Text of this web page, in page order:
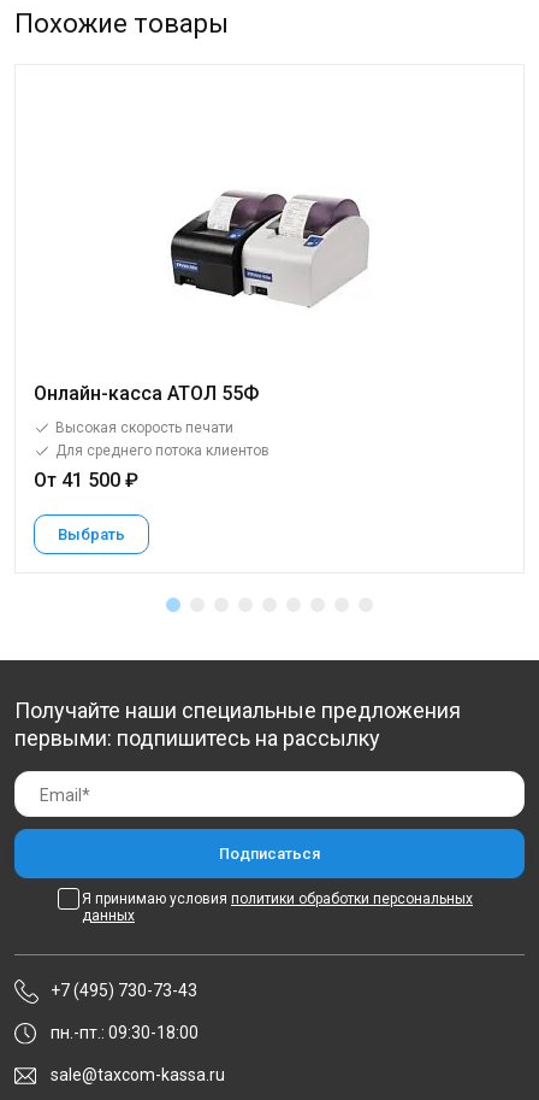
Похожие товары
Онлайн-касса АТОЛ 55Ф
Высокая скорость печати
Для среднего потока клиентов
От 41 500 ₽
Выбрать
Получайте наши специальные предложения
первыми: подпишитесь на рассылку
Я принимаю условия политики обработки персональных
данных
+7 (495) 730-73-43
пн.-пт.: 09:30-18:00
sale@taxcom-kassa.ru